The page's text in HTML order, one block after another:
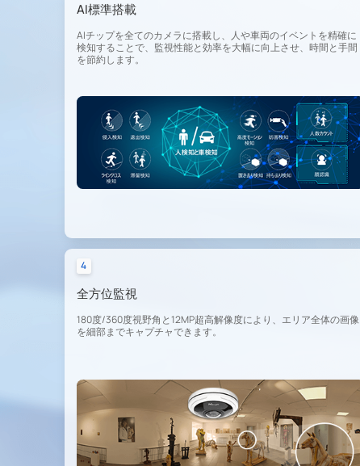
AI標準搭載
AIチップを全てのカメラに搭載し、人や車両のイベントを精確に
検知することで、監視性能と効率を大幅に向上させ、時間と手間
を節約します。
4
全方位監視
180度/360度視野角と12MP超高解像度により、エリア全体の画像
を細部までキャプチャできます。